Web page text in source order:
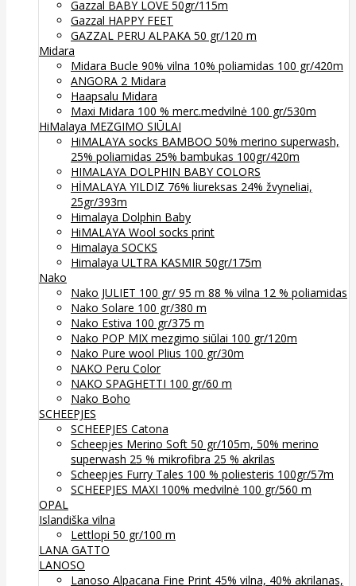
Gazzal BABY LOVE 50gr/115m
Gazzal HAPPY FEET
GAZZAL PERU ALPAKA 50 gr/120 m
Midara
Midara Bucle 90% vilna 10% poliamidas 100 gr/420m
ANGORA 2 Midara
Haapsalu Midara
Maxi Midara 100 % merc.medvilnė 100 gr/530m
HiMalaya MEZGIMO SIŪLAI
HiMALAYA socks BAMBOO 50% merino superwash,
25% poliamidas 25% bambukas 100gr/420m
HIMALAYA DOLPHIN BABY COLORS
HİMALAYA YILDIZ 76% liureksas 24% žvyneliai,
25gr/393m
Himalaya Dolphin Baby
HiMALAYA Wool socks print
Himalaya SOCKS
Himalaya ULTRA KASMIR 50gr/175m
Nako
Nako JULIET 100 gr/ 95 m 88 % vilna 12 % poliamidas
Nako Solare 100 gr/380 m
Nako Estiva 100 gr/375 m
Nako POP MIX mezgimo siūlai 100 gr/120m
Nako Pure wool Plius 100 gr/30m
NAKO Peru Color
NAKO SPAGHETTI 100 gr/60 m
Nako Boho
SCHEEPJES
SCHEEPJES Catona
Scheepjes Merino Soft 50 gr/105m, 50% merino
superwash 25 % mikrofibra 25 % akrilas
Scheepjes Furry Tales 100 % poliesteris 100gr/57m
SCHEEPJES MAXI 100% medvilnė 100 gr/560 m
OPAL
Islandiška vilna
Lettlopi 50 gr/100 m
LANA GATTO
LANOSO
Lanoso Alpacana Fine Print 45% vilna, 40% akrilanas,